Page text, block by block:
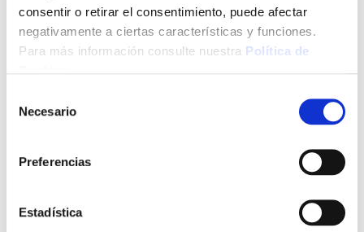
consentir o retirar el consentimiento, puede afectar
negativamente a ciertas características y funciones.
Para más información consulte nuestra Política de
Necesario
Preferencias
Estadística